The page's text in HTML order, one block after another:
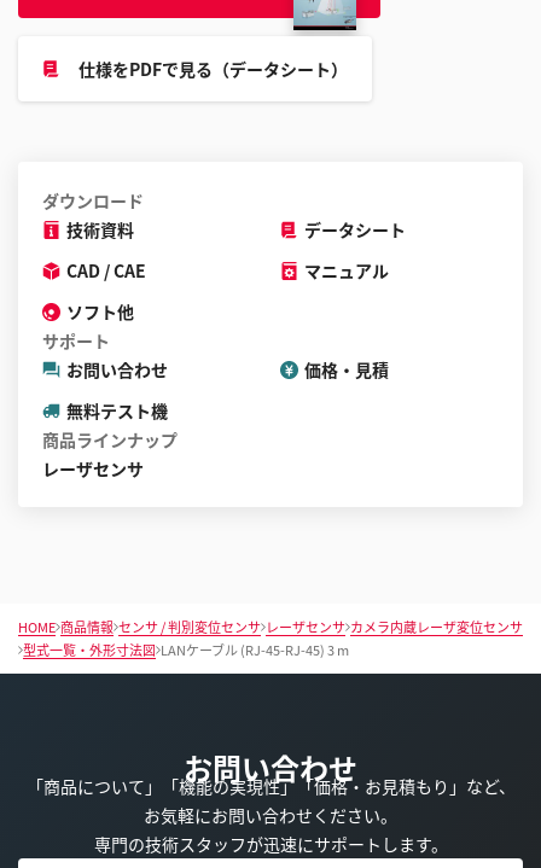
仕様をPDFで見る（データシート）
ダウンロード
技術資料
データシート
CAD / CAE
マニュアル
ソフト他
サポート
お問い合わせ
価格・見積
無料テスト機
商品ラインナップ
レーザセンサ
HOME 商品情報 センサ / 判別変位センサ レーザセンサ カメラ内蔵レーザ変位センサ
型式一覧・外形寸法図 LANケーブル (RJ-45-RJ-45) 3 m
お問い合わせ
「商品について」「機能の実現性」「価格・お見積もり」など、
お気軽にお問い合わせください。
専門の技術スタッフが迅速にサポートします。